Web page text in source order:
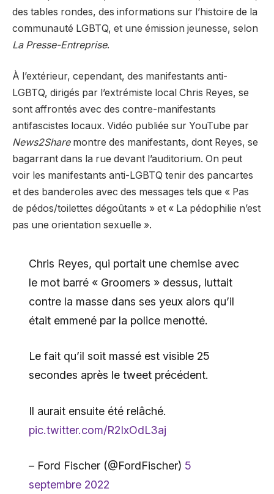
des tables rondes, des informations sur l’histoire de la
communauté LGBTQ, et une émission jeunesse, selon
La Presse-Entreprise.
À l’extérieur, cependant, des manifestants anti-
LGBTQ, dirigés par l’extrémiste local Chris Reyes, se
sont affrontés avec des contre-manifestants
antifascistes locaux. Vidéo publiée sur YouTube par
News2Sharemontre des manifestants, dont Reyes, se
bagarrant dans la rue devant l’auditorium. On peut
voir les manifestants anti-LGBTQ tenir des pancartes
et des banderoles avec des messages tels que « Pas
de pédos/toilettes dégoûtants » et « La pédophilie n’est
pas une orientation sexuelle ».
Chris Reyes, qui portait une chemise avec
le mot barré « Groomers » dessus, luttait
contre la masse dans ses yeux alors qu’il
était emmené par la police menotté.
Le fait qu’il soit massé est visible 25
secondes après le tweet précédent.
Il aurait ensuite été relâché.
pic.twitter.com/R2IxOdL3aj
– Ford Fischer (@FordFischer) 5
septembre 2022